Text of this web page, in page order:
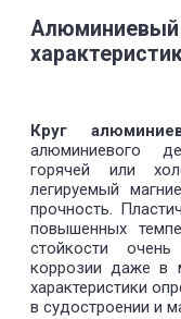
Круг
алюминиевого
горячей или
легируемый
прочность.
повышенных
стойкости
коррозии даже в
характеристики
в судостроении и